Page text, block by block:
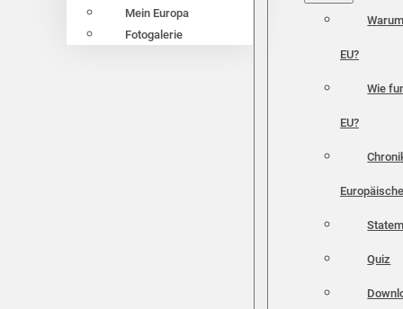
Mein Europa
Fotogalerie
EU?
Wie
EU?
Quiz